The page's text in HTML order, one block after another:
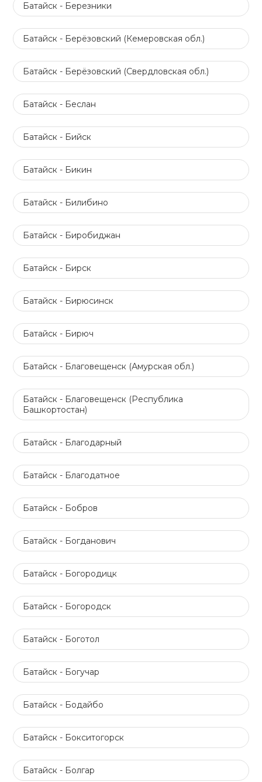
Батайск - Березники
Батайск - Берёзовский (Кемеровская обл.)
Батайск - Берёзовский (Свердловская обл.)
Батайск - Беслан
Батайск - Бийск
Батайск - Бикин
Батайск - Билибино
Батайск - Биробиджан
Батайск - Бирск
Батайск - Бирюсинск
Батайск - Бирюч
Батайск - Благовещенск (Амурская обл.)
Батайск - Благовещенск (Республика
Башкортостан)
Батайск - Благодарный
Батайск - Благодатное
Батайск - Бобров
Батайск - Богданович
Батайск - Богородицк
Батайск - Богородск
Батайск - Боготол
Батайск - Богучар
Батайск - Бодайбо
Батайск - Бокситогорск
Батайск - Болгар